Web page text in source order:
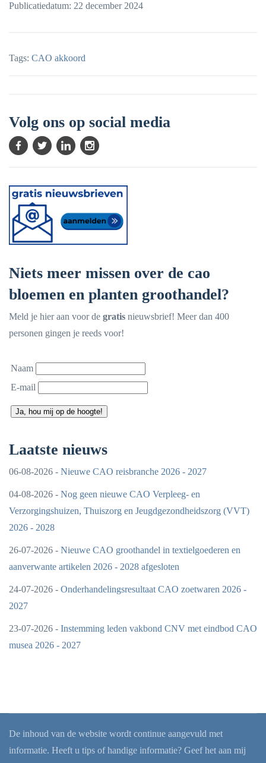
Publicatiedatum: 22 december 2024
Tags: CAO akkoord
Volg ons op social media
Niets meer missen over de cao
bloemen en planten groothandel?
Meld je hier aan voor de gratis nieuwsbrief! Meer dan 400
personen gingen je reeds voor!
Naam
E-mail
Ja, hou mij op de hoogte!
Laatste nieuws
06-08-2026 - Nieuwe CAO reisbranche 2026 - 2027
04-08-2026 - Nog geen nieuwe CAO Verpleeg- en
Verzorgingshuizen, Thuiszorg en Jeugdgezondheidszorg (VVT)
2026 - 2028
26-07-2026 - Nieuwe CAO groothandel in textielgoederen en
aanverwante artikelen 2026 - 2028 afgesloten
24-07-2026 - Onderhandelingsresultaat CAO zoetwaren 2026 -
2027
23-07-2026 - Instemming leden vakbond CNV met eindbod CAO
musea 2026 - 2027
De inhoud van de website wordt continue aangevuld met
informatie. Heeft u tips of handige informatie? Geef het aan mij